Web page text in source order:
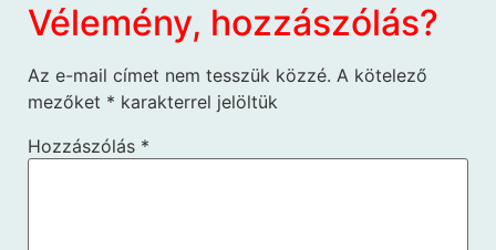
Vélemény, hozzászólás?
Az e-mail címet nem tesszük közzé. A kötelező
mezőket * karakterrel jelöltük
Hozzászólás *